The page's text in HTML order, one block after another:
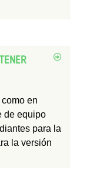
en
de equipo
para la
la versión